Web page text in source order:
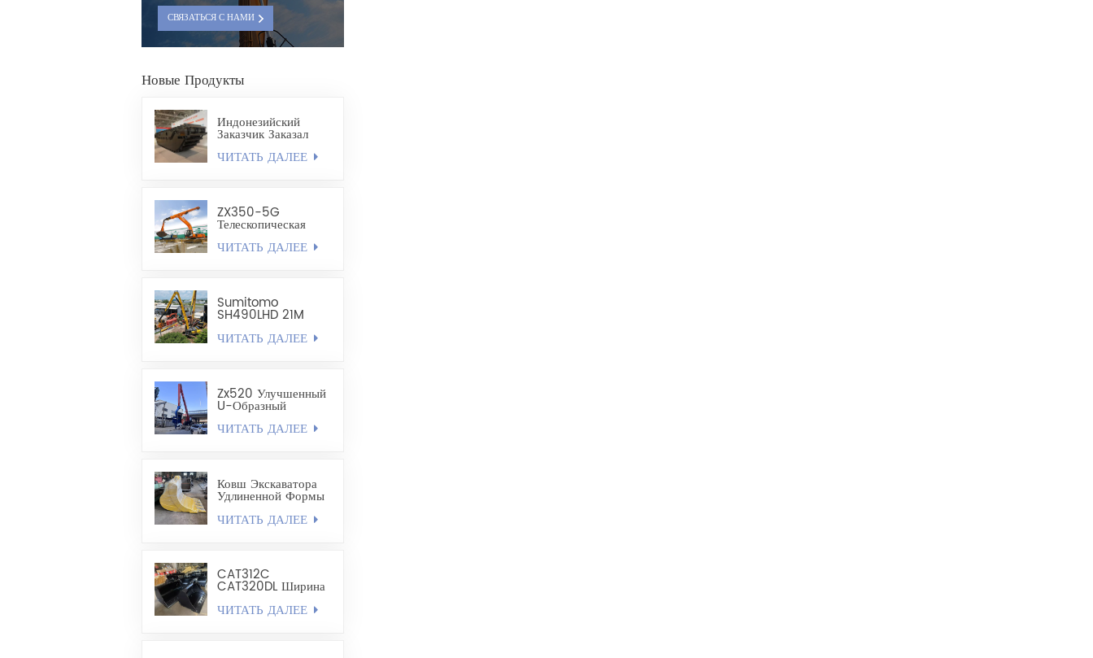
СВЯЗАТЬСЯ С НАМИ
Новые Продукты
Индонезийский
Заказчик Заказал
Плавающее Шасси
ЧИТАТЬ ДАЛЕЕ
ZX350-5G
Телескопическая
Изготовленный По
Ракушечного Типа
Объемом 1,8 Куб.
ЧИТАТЬ ДАЛЕЕ
Sumitomo
SH490LHD 21M
Экскаватор Для
ЧИТАТЬ ДАЛЕЕ
Zx520 Улучшенный
U-Образный
Забивной Рычаг Для
Стальных
ЧИТАТЬ ДАЛЕЕ
Ковш Экскаватора
Удлиненной Формы
- Карьерный Ковш
ЧИТАТЬ ДАЛЕЕ
CAT312C
CAT320DL Ширина
Выравнивающего
Ковша 1200–1300
ЧИТАТЬ ДАЛЕЕ